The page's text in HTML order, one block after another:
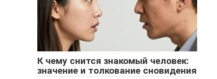
К чему снится знакомый человек:
значение и толкование сновидения